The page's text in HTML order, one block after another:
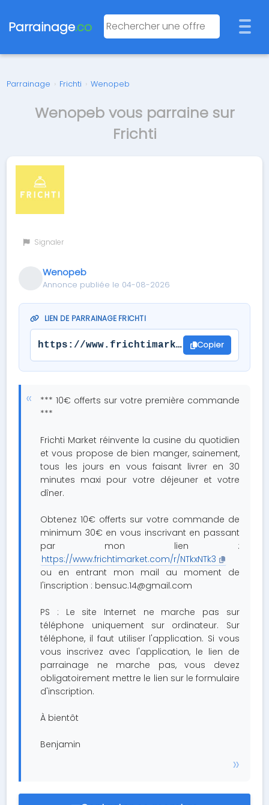
Parrainage.co
Parrainage › Frichti › Wenopeb
Wenopeb vous parraine sur
Frichti
Signaler
Wenopeb
Annonce publiée le 04-08-2026
LIEN DE PARRAINAGE FRICHTI
https://www.frichtimarket.com/r/
Copier
*** 10€ offerts sur votre première commande
***
Frichti Market réinvente la cusine du quotidien
et vous propose de bien manger, sainement,
tous les jours en vous faisant livrer en 30
minutes maxi pour votre déjeuner et votre
dîner.
Obtenez 10€ offerts sur votre commande de
minimum 30€ en vous inscrivant en passant
par mon lien :
https://www.frichtimarket.com/r/NTkxNTk3
ou en entrant mon mail au moment de
l'inscription : bensuc.14@gmail.com
PS : Le site Internet ne marche pas sur
téléphone uniquement sur ordinateur. Sur
téléphone, il faut utiliser l'application. Si vous
vous inscrivez avec l'application, le lien de
parrainage ne marche pas, vous devez
obligatoirement mettre le lien sur le formulaire
d'inscription.
À bientôt
Benjamin